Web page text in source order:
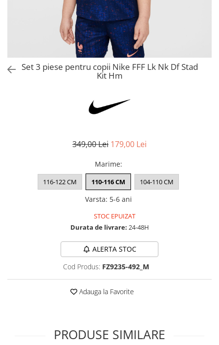
Bluze fotbal copii
Pantaloni lungi fotbal copii
Geci si veste fotbal copii
Imbracaminte fotbal femei
Tricouri fotbal femei
Sorturi fotbal femei
Set 3 piese pentru copii Nike FFF Lk Nk Df Stad
Kit Hm
349,00 Lei 179,00 Lei
Marime:
116-122 CM 110-116 CM 104-110 CM
Varsta: 5-6 ani
STOC EPUIZAT
Durata de livrare: 24-48H
ALERTA STOC
Cod Produs: FZ9235-492_M
Adauga la Favorite
PRODUSE SIMILARE